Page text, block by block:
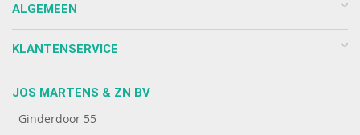
ALGEMEEN
KLANTENSERVICE
JOS MARTENS & ZN BV
Ginderdoor 55